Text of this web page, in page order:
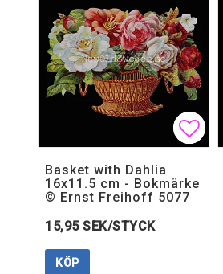
Basket with Dahlia
16x11.5 cm - Bokmärke
© Ernst Freihoff 5077
15,95 SEK/STYCK
KÖP